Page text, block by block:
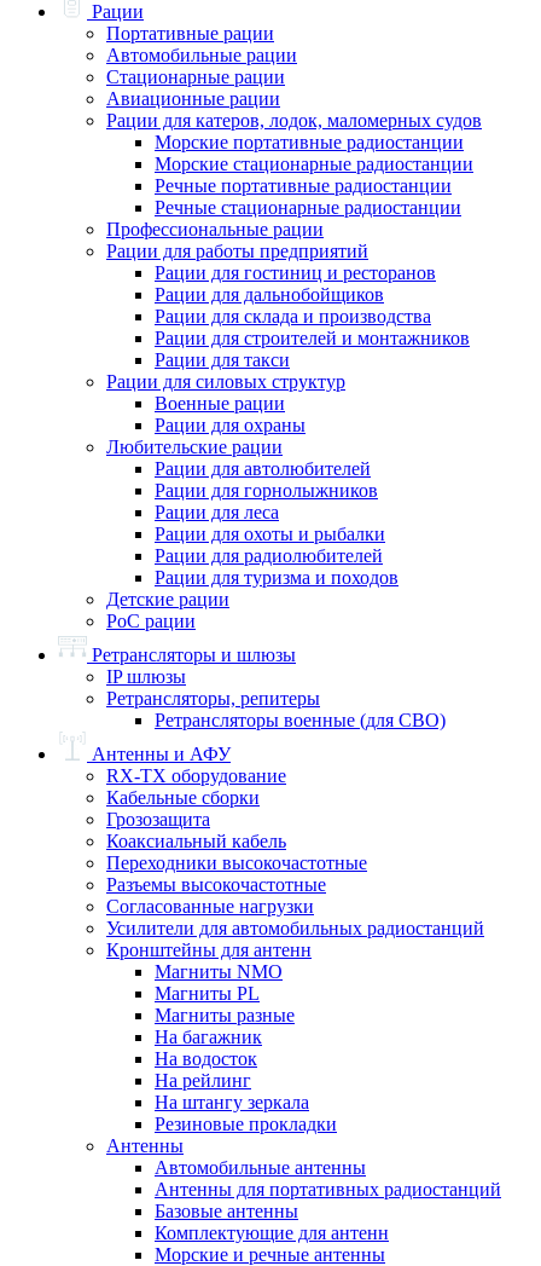
Рации
Портативные рации
Автомобильные рации
Стационарные рации
Авиационные рации
Рации для катеров, лодок, маломерных судов
Морские портативные радиостанции
Морские стационарные радиостанции
Речные портативные радиостанции
Речные стационарные радиостанции
Профессиональные рации
Рации для работы предприятий
Рации для гостиниц и ресторанов
Рации для дальнобойщиков
Рации для склада и производства
Рации для строителей и монтажников
Рации для такси
Рации для силовых структур
Военные рации
Рации для охраны
Любительские рации
Рации для автолюбителей
Рации для горнолыжников
Рации для леса
Рации для охоты и рыбалки
Рации для радиолюбителей
Рации для туризма и походов
Детские рации
PoC рации
Ретрансляторы и шлюзы
IP шлюзы
Ретрансляторы, репитеры
Ретрансляторы военные (для СВО)
Антенны и АФУ
RX-TX оборудование
Кабельные сборки
Грозозащита
Коаксиальный кабель
Переходники высокочастотные
Разъемы высокочастотные
Согласованные нагрузки
Усилители для автомобильных радиостанций
Кронштейны для антенн
Магниты NMO
Магниты PL
Магниты разные
На багажник
На водосток
На рейлинг
На штангу зеркала
Резиновые прокладки
Антенны
Автомобильные антенны
Антенны для портативных радиостанций
Базовые антенны
Комплектующие для антенн
Морские и речные антенны